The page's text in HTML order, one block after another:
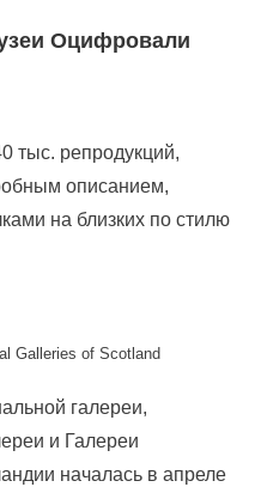
Оцифровали
тыс. репродукций,
описанием,
на близких по стилю
Galleries of Scotland
галереи,
и Галереи
началась в апреле